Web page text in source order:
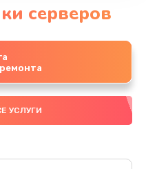
серверов
УСЛУГИ